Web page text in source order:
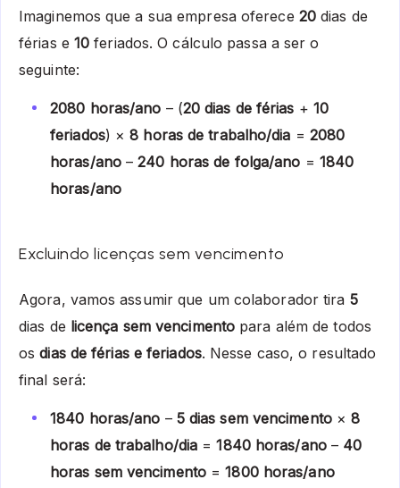
Imaginemos que a sua empresa oferece 20dias de
férias e 10 feriados. O cálculo passa a ser o
seguinte:
2080 horas/ano – (20 dias de férias + 10
feriados) ×8 horas de trabalho/dia = 2080
horas/ano–240 horas de folga/ano = 1840
horas/ano
Excluindo licenças sem vencimento
Agora, vamos assumir que um colaborador tira 5
dias de licença sem vencimento para além de todos
osdias de férias e feriados. Nesse caso, o resultado
final será:
1840 horas/ano – 5 dias sem vencimento×8
horas de trabalho/dia =1840 horas/ano– 40
horas sem vencimento =1800 horas/ano